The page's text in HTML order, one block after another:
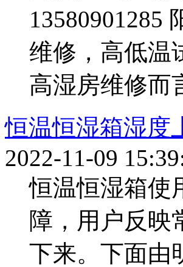
13580901285
维修，高低温
高湿房维修而
恒温恒湿箱湿度
2022-11-09
恒温恒湿箱使
障，用户反映
下来。下面由